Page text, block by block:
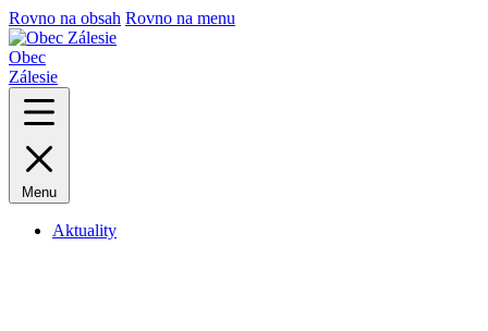
Rovno na obsah Rovno na menu
Obec
Zálesie
Menu
Aktuality